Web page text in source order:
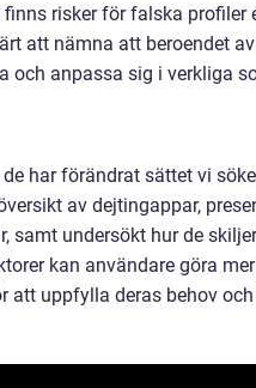
risker för falska
att nämna att beroendet
och anpassa sig i verkliga
har förändrat sättet vi
av dejtingappar,
samt undersökt hur de
kan användare göra
att uppfylla deras behov